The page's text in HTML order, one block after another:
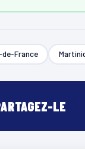
France
LE